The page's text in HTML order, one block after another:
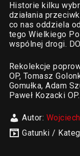
Historie kilku
działania
co nas oddziela
tego Wielkiego
wspólnej drogi.
Rekolekcje
OP, Tomasz
Gomułka, Adam
Paweł Kozacki OP.
Autor:
Gatunki /